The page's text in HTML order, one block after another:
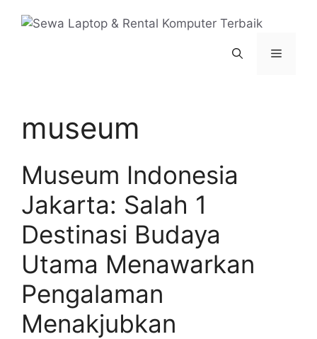
Menu
museum
Museum Indonesia
Jakarta: Salah 1
Destinasi Budaya
Utama Menawarkan
Pengalaman
Menakjubkan